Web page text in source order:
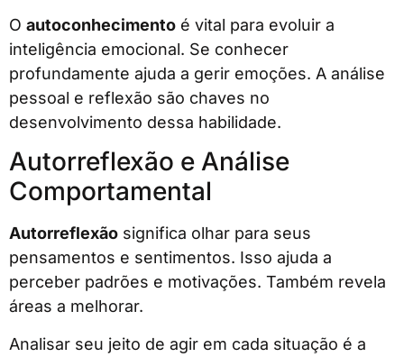
O autoconhecimento é vital para evoluir a
inteligência emocional. Se conhecer
profundamente ajuda a gerir emoções. A análise
pessoal e reflexão são chaves no
desenvolvimento dessa habilidade.
Autorreflexão e Análise
Comportamental
Autorreflexão significa olhar para seus
pensamentos e sentimentos. Isso ajuda a
perceber padrões e motivações. Também revela
áreas a melhorar.
Analisar seu jeito de agir em cada situação é a